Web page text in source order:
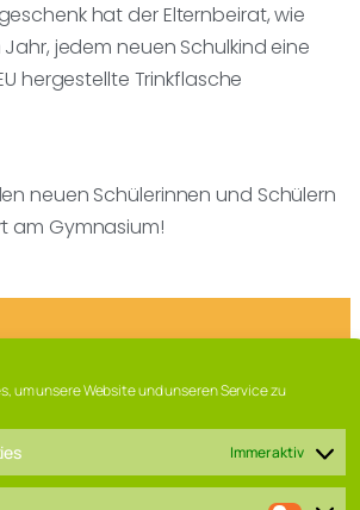
um unsere Website und unseren Service zu
Immer aktiv
hat der Elternbeirat, wie
jedem neuen Schulkind eine
hergestellte Trinkflasche
neuen Schülerinnen und Schülern
am Gymnasium!
Tel. 09771 / 63 015 0
Fax. 09771 / 63 015 – 99
gymnasium.de